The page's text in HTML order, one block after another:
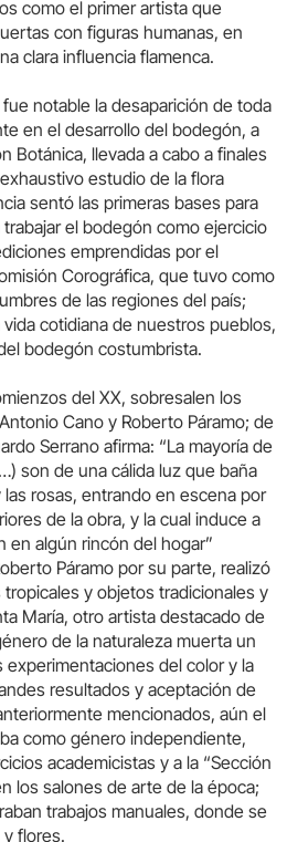
como el primer artista que
con figuras humanas, en
clara influencia flamenca.
fue notable la desaparición de toda
en el desarrollo del bodegón, a
Botánica, llevada a cabo a finales
estudio de la flora
sentó las primeras bases para
el bodegón como ejercicio
emprendidas por el
Corográfica, que tuvo como
de las regiones del país;
cotidiana de nuestros pueblos,
bodegón costumbrista.
del XX, sobresalen los
Cano y Roberto Páramo; de
Serrano afirma: “La mayoría de
son de una cálida luz que baña
rosas, entrando en escena por
de la obra, y la cual induce a
algún rincón del hogar”
Páramo por su parte, realizó
y objetos tradicionales y
María, otro artista destacado de
de la naturaleza muerta un
del color y la
resultados y aceptación de
mencionados, aún el
como género independiente,
academicistas y a la “Sección
los salones de arte de la época;
trabajos manuales, donde se
flores.